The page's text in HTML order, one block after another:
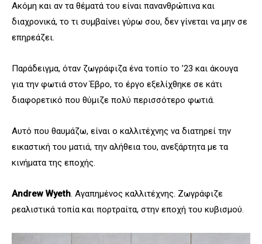
Ακόμη και αν τα θέματά του είναι πανανθρώπινα και
διαχρονικά, το τι συμβαίνει γύρω σου, δεν γίνεται να μην σε
επηρεάζει.
Παράδειγμα, όταν ζωγράφιζα ένα τοπίο το ’23 και άκουγα
για την φωτιά στον Έβρο, το έργο εξελίχθηκε σε κάτι
διαφορετικό που θύμιζε πολύ περισσότερο φωτιά.
Αυτό που θαυμάζω, είναι ο καλλιτέχνης να διατηρεί την
εικαστική του ματιά, την αλήθεια του, ανεξάρτητα με τα
κινήματα της εποχής.
Andrew Wyeth. Αγαπημένος καλλιτέχνης. Ζωγράφιζε
ρεαλιστικά τοπία και πορτραίτα, στην εποχή του κυβισμού.